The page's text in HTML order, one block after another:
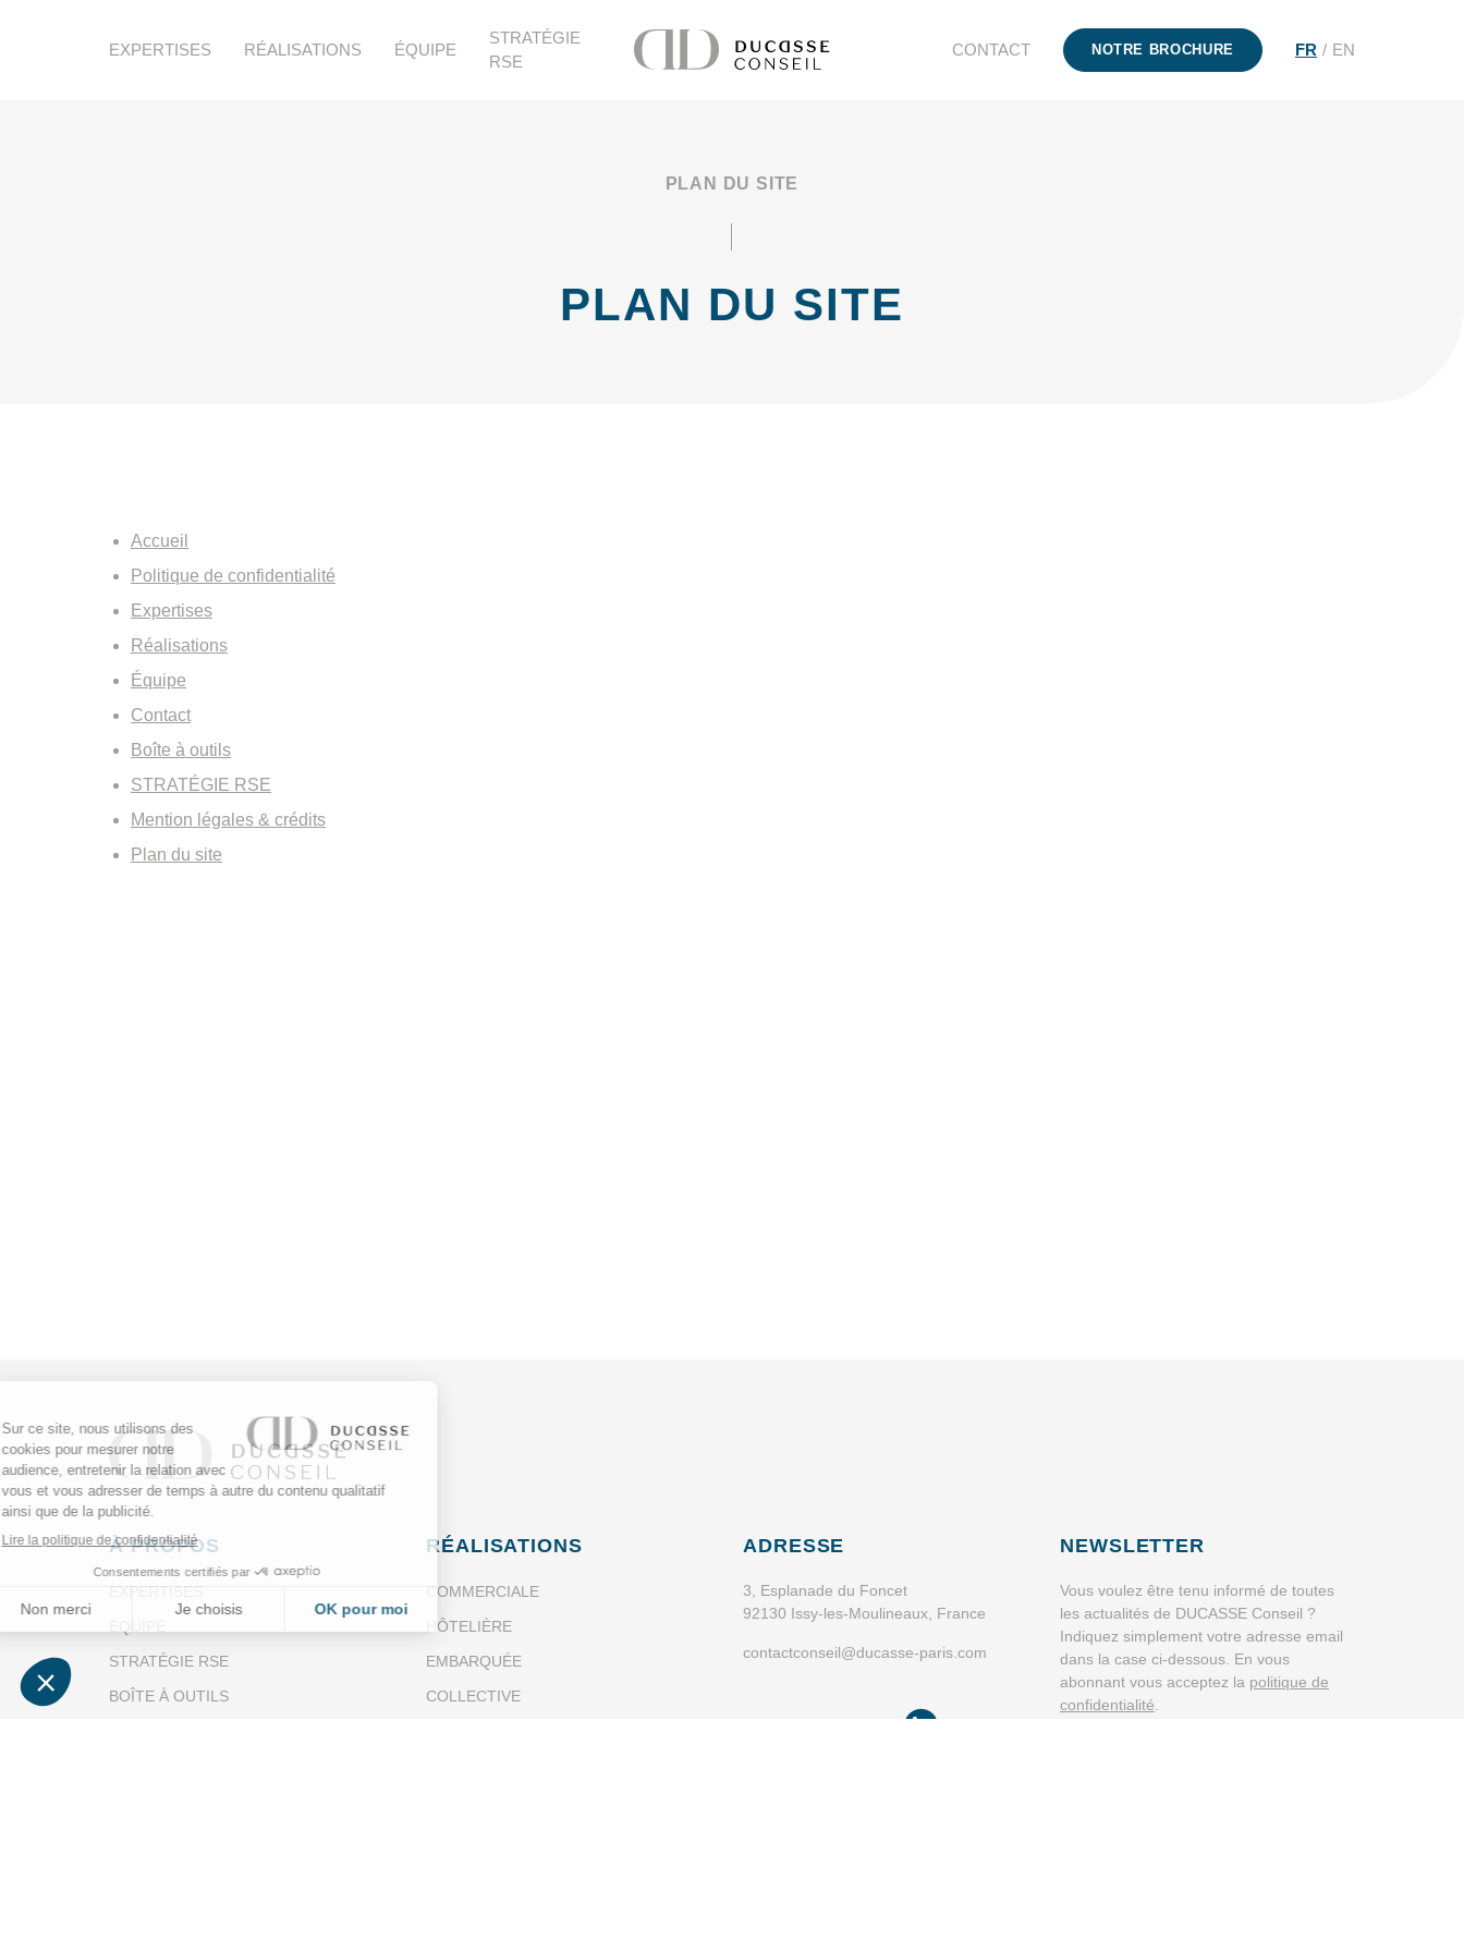
EXPERTISES RÉALISATIONS ÉQUIPE
STRATÉGIE
RSE
CONTACT NOTRE BROCHURE FR EN
PLAN DU SITE
PLAN DU SITE
Accueil
Politique de confidentialité
Expertises
Réalisations
Équipe
Contact
Boîte à outils
STRATÉGIE RSE
Mention légales & crédits
Plan du site
À PROPOS
EXPERTISES
STRATÉGIE RSE
BOÎTE À OUTILS
RÉALISATIONS
COMMERCIALE
HÔTELIÈRE
EMBARQUÉE
COLLECTIVE
ADRESSE
3, Esplanade du Foncet
92130 Issy-les-Moulineaux, France
contactconseil@ducasse-paris.com
NEWSLETTER
Vous voulez être tenu informé de toutes
les actualités de DUCASSE Conseil ?
Indiquez simplement votre adresse email
dans la case ci-dessous. En vous
abonnant vous acceptez la politique de
confidentialité